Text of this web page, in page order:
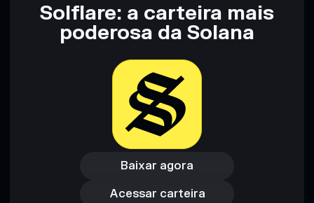
Solflare: a carteira mais
poderosa da Solana
Baixar agora
Baixar agora
Acessar carteira
Acessar carteira